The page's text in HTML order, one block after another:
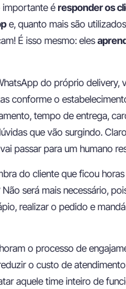
importante é responder os
e, quanto mais são
É isso mesmo: eles
do próprio delivery,
conforme o
tempo de entrega,
que vão surgindo.
passar para um humano
do cliente que ficou
será mais necessário,
realizar o pedido e
o processo de
o custo de
aquele time inteiro de